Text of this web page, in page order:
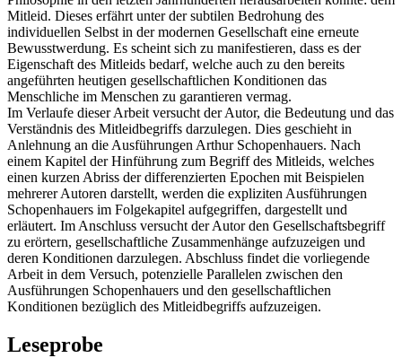
Mitleid. Dieses erfährt unter der subtilen Bedrohung des
individuellen Selbst in der modernen Gesellschaft eine erneute
Bewusstwerdung. Es scheint sich zu manifestieren, dass es der
Eigenschaft des Mitleids bedarf, welche auch zu den bereits
angeführten heutigen gesellschaftlichen Konditionen das
Menschliche im Menschen zu garantieren vermag.
Im Verlaufe dieser Arbeit versucht der Autor, die Bedeutung und das
Verständnis des Mitleidbegriffs darzulegen. Dies geschieht in
Anlehnung an die Ausführungen Arthur Schopenhauers. Nach
einem Kapitel der Hinführung zum Begriff des Mitleids, welches
einen kurzen Abriss der differenzierten Epochen mit Beispielen
mehrerer Autoren darstellt, werden die expliziten Ausführungen
Schopenhauers im Folgekapitel aufgegriffen, dargestellt und
erläutert. Im Anschluss versucht der Autor den Gesellschaftsbegriff
zu erörtern, gesellschaftliche Zusammenhänge aufzuzeigen und
deren Konditionen darzulegen. Abschluss findet die vorliegende
Arbeit in dem Versuch, potenzielle Parallelen zwischen den
Ausführungen Schopenhauers und den gesellschaftlichen
Konditionen bezüglich des Mitleidbegriffs aufzuzeigen.
Leseprobe